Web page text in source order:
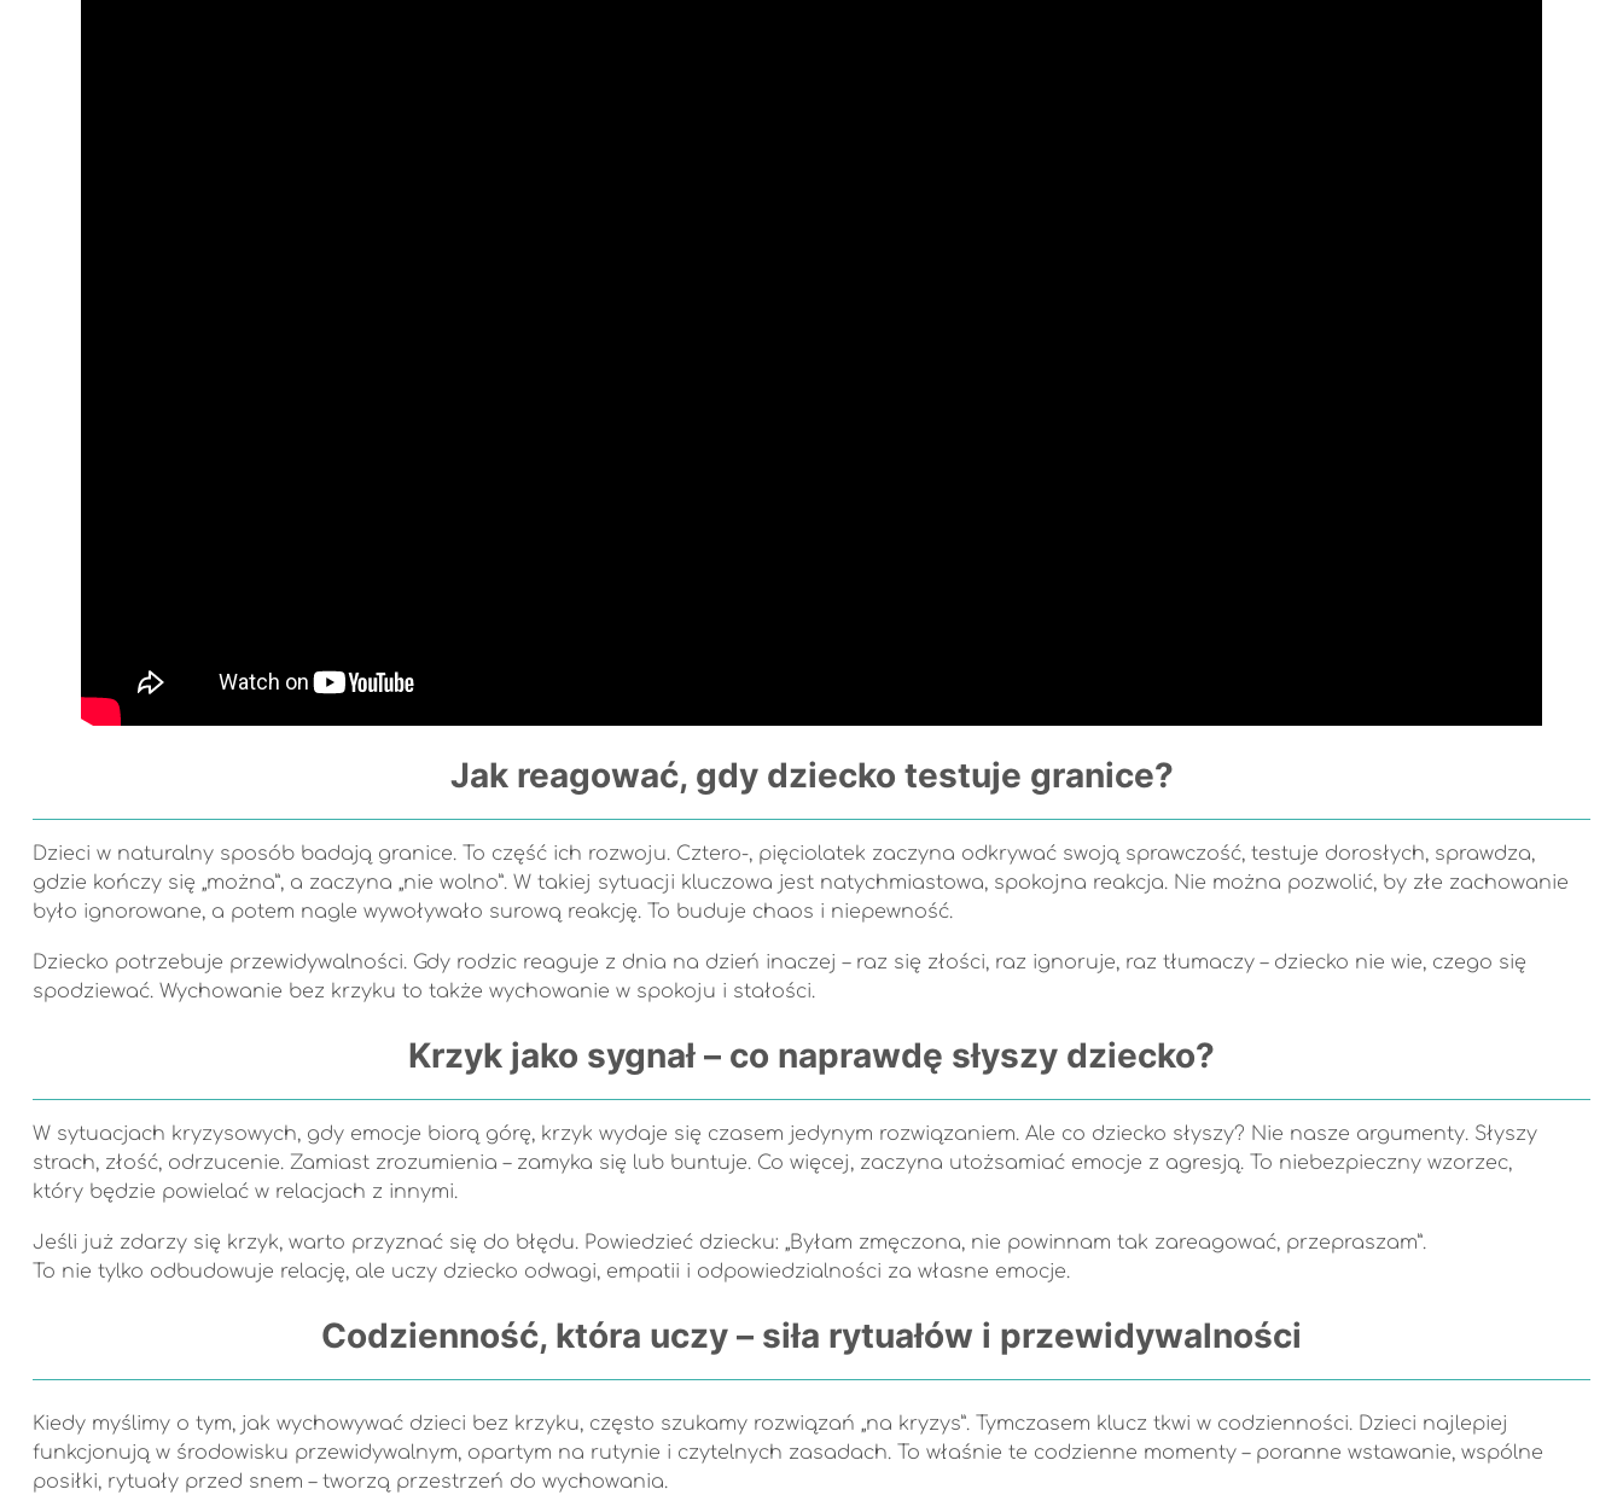
Jak reagować, gdy dziecko testuje granice?
Dzieci w naturalny sposób badają granice. To część ich rozwoju. Cztero-, pięciolatek zaczyna odkrywać swoją sprawczość, testuje dorosłych, sprawdza,
gdzie kończy się „można”, a zaczyna „nie wolno”. W takiej sytuacji kluczowa jest natychmiastowa, spokojna reakcja. Nie można pozwolić, by złe zachowanie
było ignorowane, a potem nagle wywoływało surową reakcję. To buduje chaos i niepewność.
Dziecko potrzebuje przewidywalności. Gdy rodzic reaguje z dnia na dzień inaczej – raz się złości, raz ignoruje, raz tłumaczy – dziecko nie wie, czego się
spodziewać. Wychowanie bez krzyku to także wychowanie w spokoju i stałości.
Krzyk jako sygnał – co naprawdę słyszy dziecko?
W sytuacjach kryzysowych, gdy emocje biorą górę, krzyk wydaje się czasem jedynym rozwiązaniem. Ale co dziecko słyszy? Nie nasze argumenty. Słyszy
strach, złość, odrzucenie. Zamiast zrozumienia – zamyka się lub buntuje. Co więcej, zaczyna utożsamiać emocje z agresją. To niebezpieczny wzorzec,
który będzie powielać w relacjach z innymi.
Jeśli już zdarzy się krzyk, warto przyznać się do błędu. Powiedzieć dziecku: „Byłam zmęczona, nie powinnam tak zareagować, przepraszam”.
To nie tylko odbudowuje relację, ale uczy dziecko odwagi, empatii i odpowiedzialności za własne emocje.
Codzienność, która uczy – siła rytuałów i przewidywalności
Kiedy myślimy o tym, jak wychowywać dzieci bez krzyku, często szukamy rozwiązań „na kryzys”. Tymczasem klucz tkwi w codzienności. Dzieci najlepiej
funkcjonują w środowisku przewidywalnym, opartym na rutynie i czytelnych zasadach. To właśnie te codzienne momenty – poranne wstawanie, wspólne
posiłki, rytuały przed snem – tworzą przestrzeń do wychowania.